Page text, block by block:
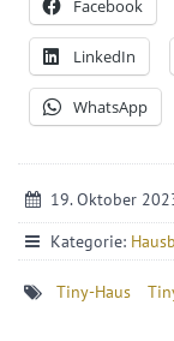
Facebook
LinkedIn
WhatsApp
19. Oktober
Kategorie:
Tiny-Haus